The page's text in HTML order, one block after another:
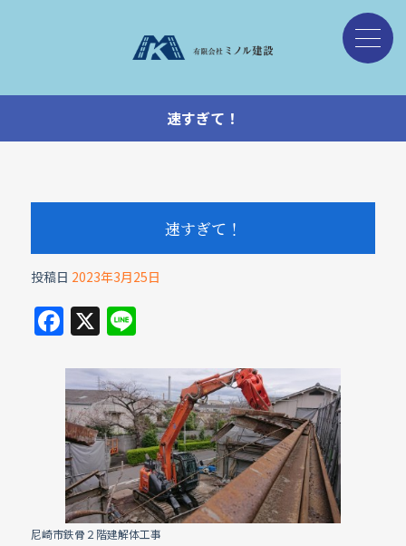
速すぎて！
速すぎて！
投稿日 2023年3月25日
F
a
c
e
b
o
o
k
X Li
e
尼崎市鉄骨２階建解体工事